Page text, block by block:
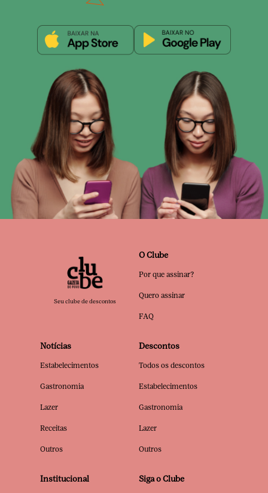
Seu clube de descontos
O Clube
Por que assinar?
Quero assinar
FAQ
Notícias
Estabelecimentos
Gastronomia
Lazer
Receitas
Outros
Descontos
Todos os descontos
Estabelecimentos
Gastronomia
Lazer
Outros
Institucional Siga o Clube